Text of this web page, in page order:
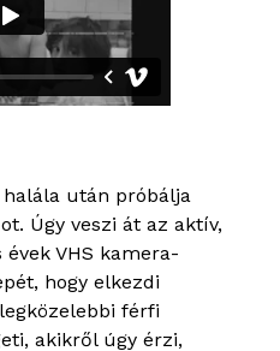
után próbálja
Úgy veszi át az aktív,
VHS kamera-
hogy elkezdi
férfi
akikről úgy érzi,